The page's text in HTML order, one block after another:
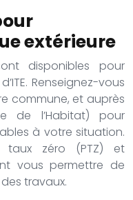
extérieure
disponibles pour
Renseignez-vous
commune, et auprès
de l’Habitat) pour
à votre situation.
taux zéro (PTZ) et
vous permettre de
travaux.